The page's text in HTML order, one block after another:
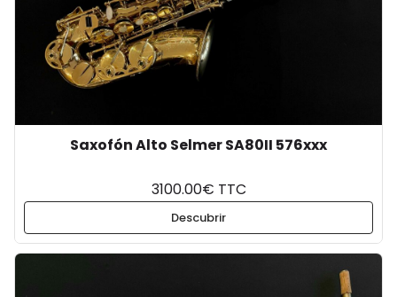
Saxofón Alto Selmer SA80II 576xxx
3100.00€ TTC
Descubrir